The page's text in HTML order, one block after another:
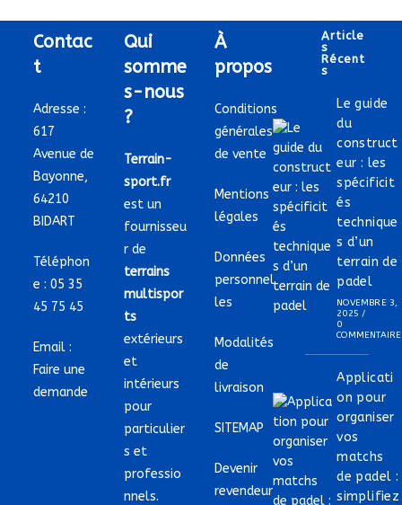
Contac
t
Adresse :
617
Avenue de
Bayonne,
64210
BIDART
Téléphon
e :05 35
45 75 45
Email :
Faire une
demande
Qui
somme
s-nous
?
Terrain-
sport.fr
est un
fournisseu
r de
terrains
multispor
ts
extérieurs
et
intérieurs
pour
particulier
s et
professio
nnels.
À
propos
Conditions
générales
de vente
Mentions
légales
Données
personnel
les
Modalités
de
livraison
SITEMAP
Devenir
revendeur
Article
S
Récent
S
Le guide
du
construct
eur : les
spécificit
és
technique
s d’un
terrain de
padel
NOVEMBRE 3,
2025 /
0
COMMENTAIRE
Applicati
on pour
organiser
vos
matchs
de padel :
simplifiez